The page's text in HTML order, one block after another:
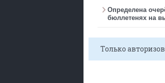
Определена
бюллетенях на
Только